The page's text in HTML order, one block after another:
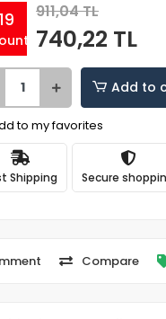
911,04 TL
740,22 TL
Add to
to my favorites
Shipping Secure
Compare